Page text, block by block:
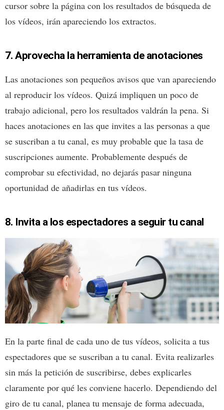
cursor sobre la página con los resultados de búsqueda de
los vídeos, irán apareciendo los extractos.
7. Aprovecha la herramienta de anotaciones
Las anotaciones son pequeños avisos que van apareciendo
al reproducir los vídeos. Quizá impliquen un poco de
trabajo adicional, pero los resultados valdrán la pena. Si
haces anotaciones en las que invites a las personas a que
se suscriban a tu canal, es muy probable que la tasa de
suscripciones aumente. Probablemente después de
comprobar su efectividad, no dejarás pasar ninguna
oportunidad de añadirlas en tus vídeos.
8. Invita a los espectadores a seguir tu canal
En la parte final de cada uno de tus vídeos, solicita a tus
espectadores que se suscriban a tu canal. Evita realizarles
sin más la petición de suscribirse, debes explicarles
claramente por qué les conviene hacerlo. Dependiendo del
giro de tu canal, planea tu mensaje de forma adecuada,